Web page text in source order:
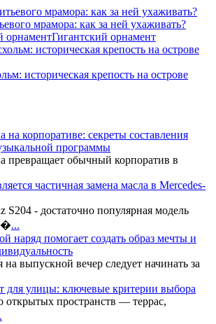
мрамора: как за ней ухаживать?
Гигантский орнамент
историческая крепость на острове
на корпоративе: секреты составления
программы
превращает обычный корпоратив в
частичная замена масла в Mercedes-
S204 - достаточно популярная модель
...
наряд помогает создать образ мечты и
выпускной вечер следует начинать за
для улицы: ключевые критерии выбора
открытых пространств — террас,